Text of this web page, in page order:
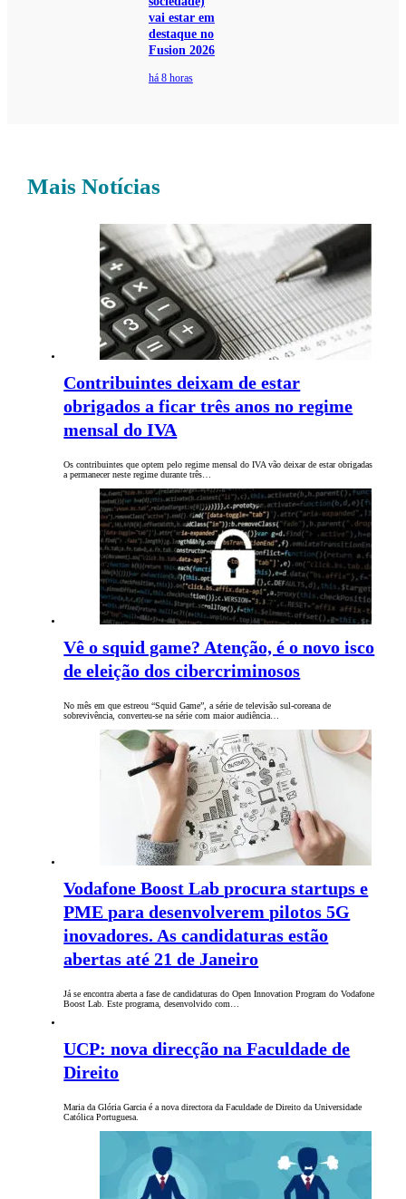
vai estar em
destaque no
Fusion 2026
há 8 horas
Mais Notícias
Contribuintes deixam de estar
obrigados a ficar três anos no regime
mensal do IVA
Os contribuintes que optem pelo regime mensal do IVA vão deixar de estar obrigadas
a permanecer neste regime durante três…
Vê o squid game? Atenção, é o novo isco
de eleição dos cibercriminosos
No mês em que estreou “Squid Game”, a série de televisão sul-coreana de
sobrevivência, converteu-se na série com maior audiência…
Vodafone Boost Lab procura startups e
PME para desenvolverem pilotos 5G
inovadores. As candidaturas estão
abertas até 21 de Janeiro
Já se encontra aberta a fase de candidaturas do Open Innovation Program do Vodafone
Boost Lab. Este programa, desenvolvido com…
UCP: nova direcção na Faculdade de
Direito
Maria da Glória Garcia é a nova directora da Faculdade de Direito da Universidade
Católica Portuguesa.